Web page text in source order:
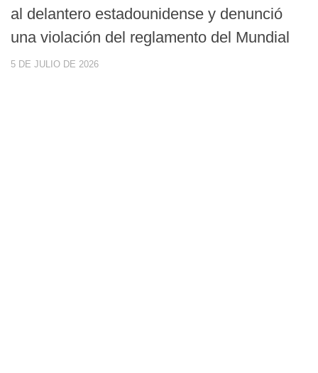
al delantero estadounidense y denunció
una violación del reglamento del Mundial
5 DE JULIO DE 2026